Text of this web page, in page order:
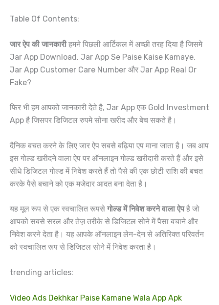
Table Of Contents:
जार ऐप की जानकारीहमने पिछली आर्टिकल में अच्छी तरह दिया है जिसमे
Jar App Download, Jar App Se Paise Kaise Kamaye,
Jar App Customer Care Number और Jar App Real Or
Fake?
फिर भी हम आपको जानकारी देते है, Jar App एक Gold Investment
App है जिसपर डिजिटल रुपमे सोना खरीद और बेच सकते है।
दैनिक बचत करने के लिए जार ऐप सबसे बढ़िया एप माना जाता है। जब आप
इस गोल्ड खरीदने वाला ऐप पर ऑनलाइन गोल्ड खरीदारी करते हैं और इसे
सीधे डिजिटल गोल्ड में निवेश करते हैं तो पैसे की एक छोटी राशि की बचत
करके पैसे बचाने को एक मजेदार आदत बना देता है।
यह मूल रूप से एक स्वचालित रूपसे गोल्ड में निवेश करने वाला ऐपहै जो
आपको सबसे सरल और तेज़ तरीके से डिजिटल सोने में पैसा बचाने और
निवेश करने देता है। यह आपके ऑनलाइन लेन-देन से अतिरिक्त परिवर्तन
को स्वचालित रूप से डिजिटल सोने में निवेश करता है।
trending articles:
Video Ads Dekhkar Paise Kamane Wala App Apk